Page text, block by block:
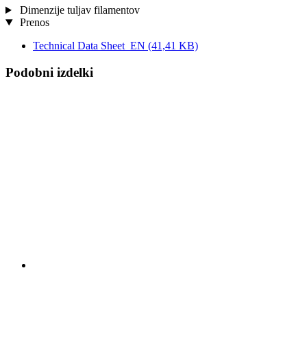
Dimenzije tuljav filamentov
Prenos
Technical Data Sheet_EN (41,41 KB)
Podobni izdelki